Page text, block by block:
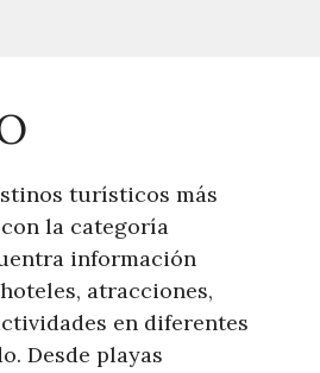
turísticos más
la categoría
información
atracciones,
en diferentes
Desde playas